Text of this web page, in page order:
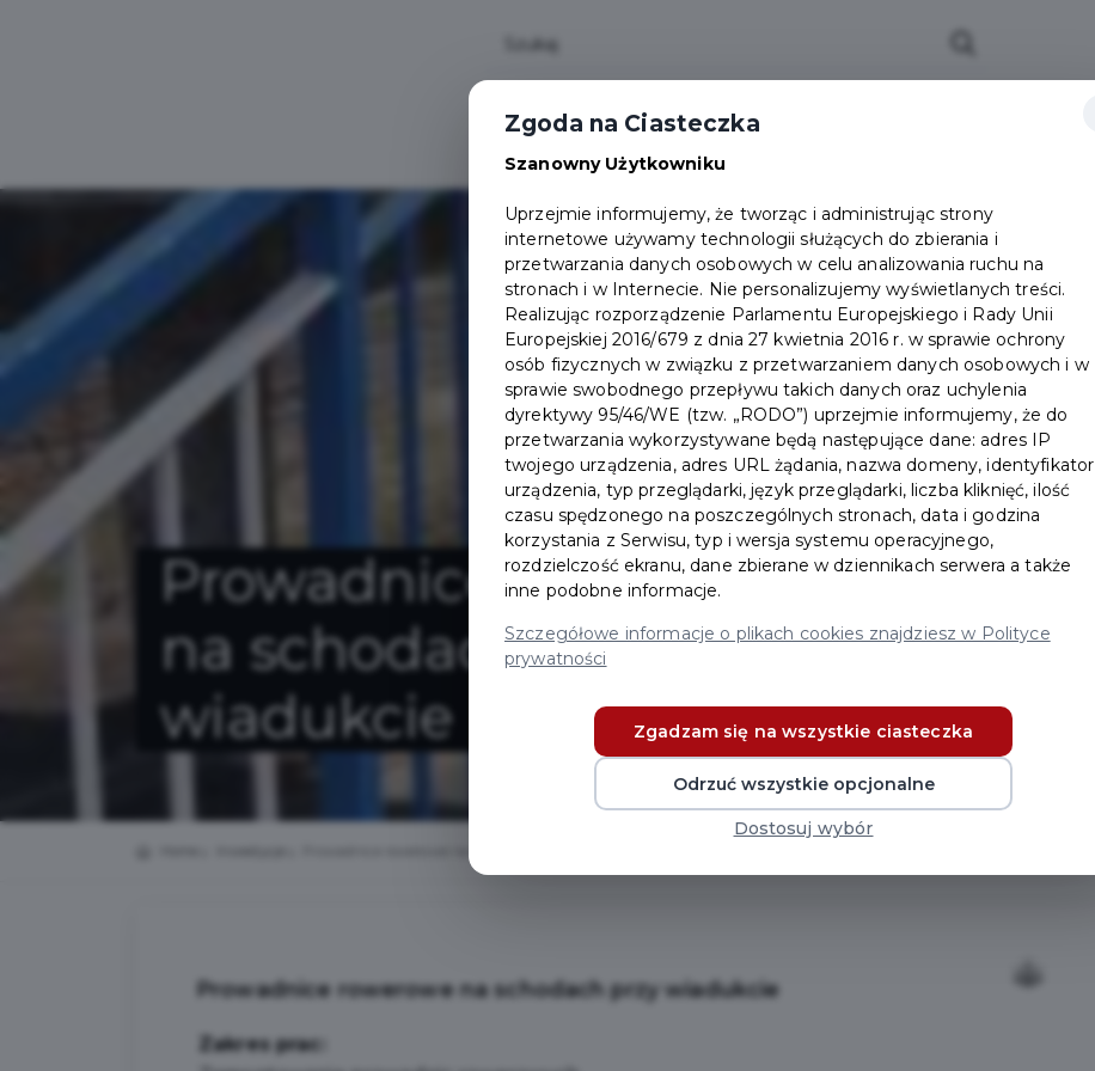
Prowadnice rowerowe
na schodach przy
wiadukcie
Prowadnice rowerowe na schodach przy wiadukcie
Zakres prac:
Zgoda na Ciasteczka
Szanowny Użytkowniku
Uprzejmie informujemy, że tworząc i administrując strony
internetowe używamy technologii służących do zbierania i
przetwarzania danych osobowych w celu analizowania ruchu na
stronach i w Internecie. Nie personalizujemy wyświetlanych treści.
Realizując rozporządzenie Parlamentu Europejskiego i Rady Unii
Europejskiej 2016/679 z dnia 27 kwietnia 2016 r. w sprawie ochrony
osób fizycznych w związku z przetwarzaniem danych osobowych i w
sprawie swobodnego przepływu takich danych oraz uchylenia
dyrektywy 95/46/WE (tzw. „RODO”) uprzejmie informujemy, że do
przetwarzania wykorzystywane będą następujące dane: adres IP
twojego urządzenia, adres URL żądania, nazwa domeny, identyfikator
urządzenia, typ przeglądarki, język przeglądarki, liczba kliknięć, ilość
czasu spędzonego na poszczególnych stronach, data i godzina
korzystania z Serwisu, typ i wersja systemu operacyjnego,
rozdzielczość ekranu, dane zbierane w dziennikach serwera a także
inne podobne informacje.
Szczegółowe informacje o plikach cookies znajdziesz w Polityce
prywatności
Zgadzam się na wszystkie ciasteczka
Odrzuć wszystkie opcjonalne
Dostosuj wybór